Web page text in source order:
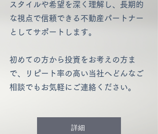
スタイルや希望を深く理解し、長期的
な視点で信頼できる不動産パートナー
としてサポートします。
初めての方から投資をお考えの方ま
で、リピート率の高い当社へどんなご
相談でもお気軽にご連絡ください。
詳細